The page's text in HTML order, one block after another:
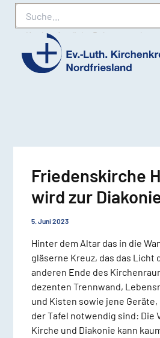
Suche
Karriere Amtliche
Ev.-
Friedenskirche
wird zur
5. Juni 2023
Hinter dem Altar das in die
gläserne Kreuz, das das Licht
anderen Ende des
dezenten Trennwand,
und Kisten sowie jene
der Tafel notwendig sind: Die
Kirche und Diakonie kann